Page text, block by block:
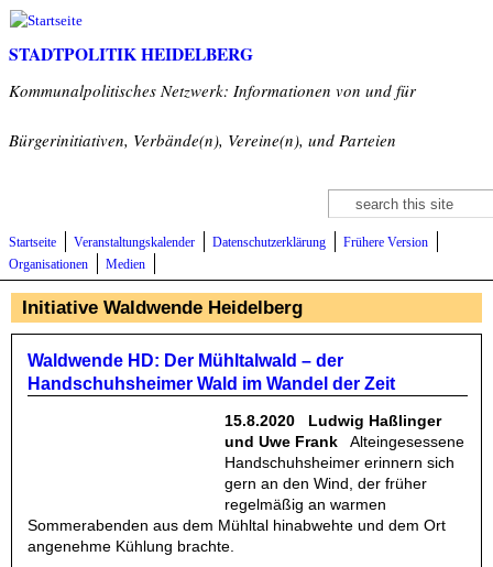
Direkt zum Inhalt
STADTPOLITIK HEIDELBERG
Kommunalpolitisches Netzwerk: Informationen von und für
Bürgerinitiativen, Verbände(n), Vereine(n), und Parteien
Suchformular
Suche
Startseite Veranstaltungskalender Datenschutzerklärung
Frühere Version
Organisationen
Medien
Initiative Waldwende Heidelberg
Waldwende HD: Der Mühltalwald – der
Handschuhsheimer Wald im Wandel der Zeit
15.8.2020 Ludwig Haßlinger
und Uwe Frank Alteingesessene
Handschuhsheimer erinnern sich
gern an den Wind, der früher
regelmäßig an warmen
Sommerabenden aus dem Mühltal hinabwehte und dem Ort
angenehme Kühlung brachte.